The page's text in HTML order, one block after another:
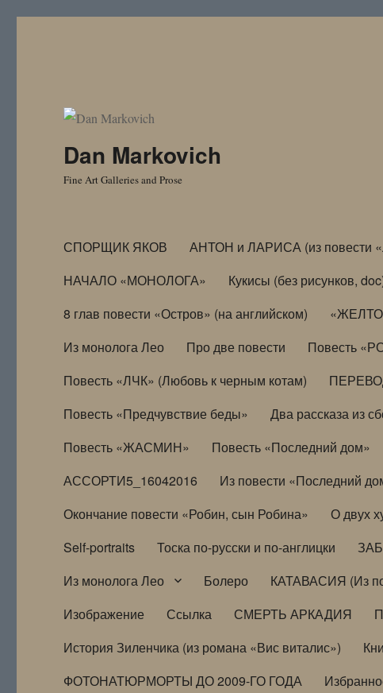
Dan Markovich
Fine Art Galleries and Prose
СПОРЩИК ЯКОВ АНТОН и ЛАРИСА (из повести
НАЧАЛО «МОНОЛОГА»
Кукисы (без рисунков,
8 глав повести «Остров» (на английском)
Из монолога Лео
Про две повести Повесть
Повесть «ЛЧК» (Любовь к черным котам)
Повесть «Предчувствие беды»
Два рассказа из
Повесть «ЖАСМИН»
Повесть «Последний дом»
АССОРТИ5_16042016
Из повести «Последний
Окончание повести «Робин, сын Робина»
О двух
Self-portraits
Тоска по-русски и по-англицки
Из монолога Лео
Болеро КАТАВАСИЯ (Из
Изображение
Ссылка СМЕРТЬ АРКАДИЯ
История Зиленчика (из романа «Вис виталис»)
ФОТОНАТЮРМОРТЫ ДО 2009-ГО ГОДА